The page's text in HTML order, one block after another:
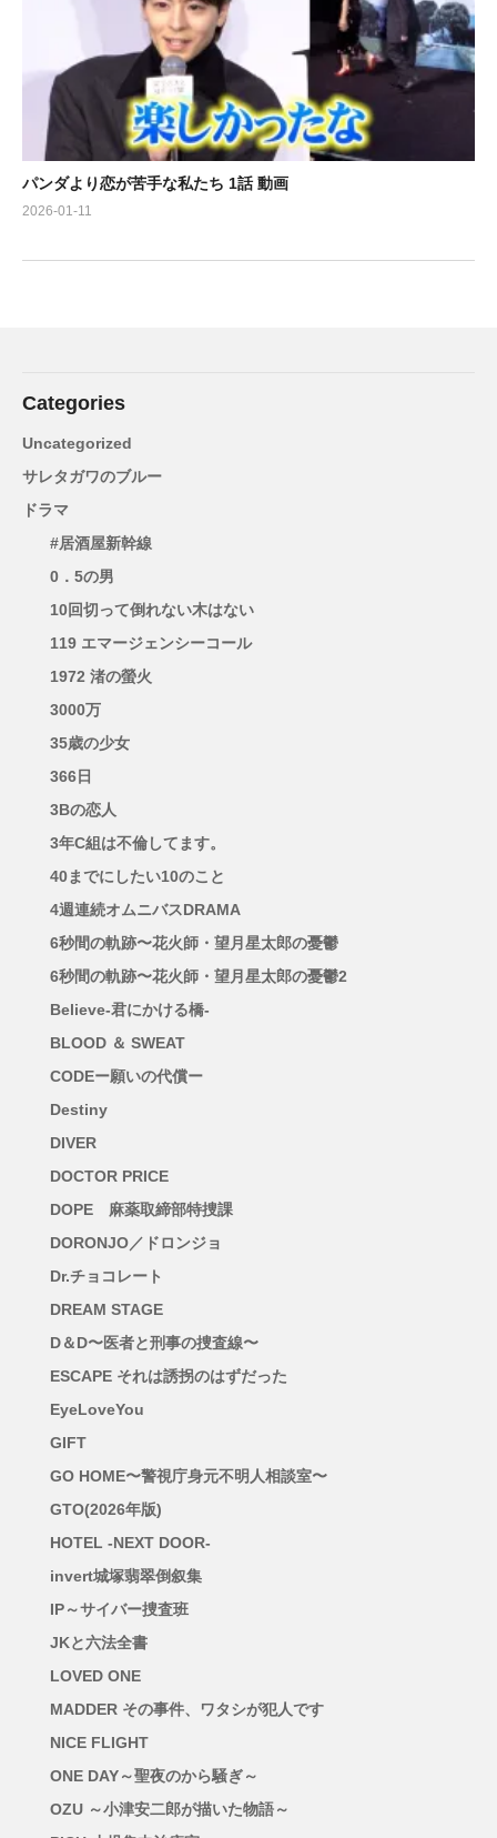
パンダより恋が苦手な私たち 1話 動画
2026-01-11
Categories
Uncategorized
サレタガワのブルー
ドラマ
#居酒屋新幹線
0．5の男
10回切って倒れない木はない
119 エマージェンシーコール
1972 渚の螢火
3000万
35歳の少女
366日
3Bの恋人
3年C組は不倫してます。
40までにしたい10のこと
4週連続オムニバスDRAMA
6秒間の軌跡〜花火師・望月星太郎の憂鬱
6秒間の軌跡〜花火師・望月星太郎の憂鬱2
Believe-君にかける橋-
BLOOD ＆ SWEAT
CODEー願いの代償ー
Destiny
DIVER
DOCTOR PRICE
DOPE 麻薬取締部特捜課
DORONJO／ドロンジョ
Dr.チョコレート
DREAM STAGE
D＆D〜医者と刑事の捜査線〜
ESCAPE それは誘拐のはずだった
EyeLoveYou
GIFT
GO HOME〜警視庁身元不明人相談室〜
GTO(2026年版)
HOTEL -NEXT DOOR-
invert城塚翡翠倒叙集
IP～サイバー捜査班
JKと六法全書
LOVED ONE
MADDER その事件、ワタシが犯人です
NICE FLIGHT
ONE DAY～聖夜のから騒ぎ～
OZU ～小津安二郎が描いた物語～